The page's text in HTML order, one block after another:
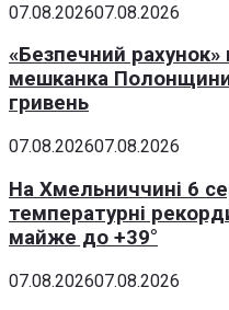
07.08.202607.08.2026
«Безпечний
мешканка
гривень
07.08.202607.08.2026
На Хмельниччині 6
температурні
майже до +39°
07.08.202607.08.2026